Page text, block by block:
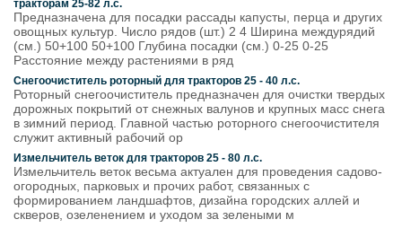
тракторам 25-82 л.с.
Предназначена для посадки рассады капусты, перца и других
овощных культур. Число рядов (шт.) 2 4 Ширина междурядий
(см.) 50+100 50+100 Глубина посадки (cм.) 0-25 0-25
Расстояние между растениями в ряд
Снегоочиститель роторный для тракторов 25 - 40 л.с.
Роторный снегоочиститель предназначен для очистки твердых
дорожных покрытий от снежных валунов и крупных масс снега
в зимний период. Главной частью роторного снегоочистителя
служит активный рабочий ор
Измельчитель веток для тракторов 25 - 80 л.с.
Измельчитель веток весьма актуален для проведения садово-
огородных, парковых и прочих работ, связанных с
формированием ландшафтов, дизайна городских аллей и
скверов, озеленением и уходом за зелеными м